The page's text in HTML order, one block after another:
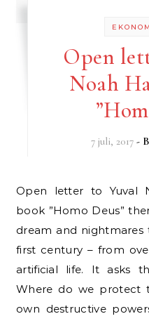
Open
Noah
7 juli, 2017 -
Open letter to Yuval Noah Harari regarding his
book ”Homo Deus”
dream and
first century – from
artificial life. It asks
Where do we protect
own destructive